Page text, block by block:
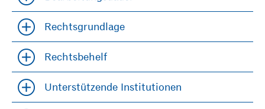
Accordion öfffnen und schließen
Accordion öfffnen und schließen
Rechtsgrundlage
Accordion öfffnen und schließen
Rechtsbehelf
Accordion öfffnen und schließen
Unterstützende Institutionen